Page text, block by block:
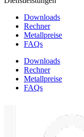
Downloads
Rechner
Metallpreise
FAQs
Downloads
Rechner
Metallpreise
FAQs